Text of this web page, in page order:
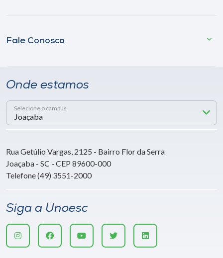
Fale Conosco
Onde estamos
Selecione o campus
Rua Getúlio Vargas, 2125 - Bairro Flor da Serra
Joaçaba - SC - CEP 89600-000
Telefone (49) 3551-2000
Siga a Unoesc